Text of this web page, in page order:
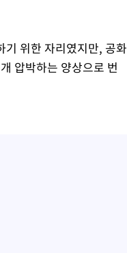
위한 자리였지만, 공화
압박하는 양상으로 번